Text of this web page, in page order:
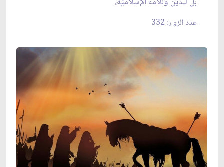
عدد الزوار: 332